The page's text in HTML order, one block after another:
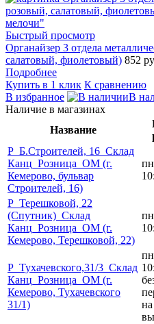
Быстрый просмотр
Органайзер 3 отдела
салатовый, фиолетовый) 852
Подробнее
Купить в 1 клик К сравнению
В избранное
В
Наличие в магазинах
Название
Р_Б.Строителей, 16_Склад
Канц_Розница_ОМ (г.
Кемерово, бульвар
Строителей, 16)
Р_Терешковой, 22
(Спутник)_Склад
Канц_Розница_ОМ (г.
Кемерово, Терешковой, 22)
Р_Тухачевского,31/3_Склад
Канц_Розница_ОМ (г.
Кемерово, Тухачевского
31/1)